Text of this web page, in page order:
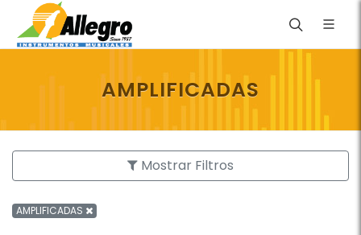
AMPLIFICADAS
Mostrar Filtros
AMPLIFICADAS